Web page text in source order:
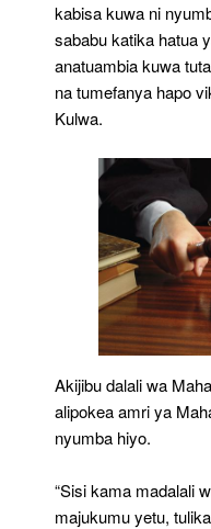
kabisa kuwa ni
sababu katika hatua
anatuambia kuwa
na tumefanya hapo
Kulwa.
Akijibu dalali wa
alipokea amri ya
nyumba hiyo.
“Sisi kama madalali
majukumu yetu,